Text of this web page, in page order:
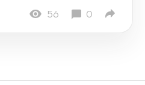
56 0